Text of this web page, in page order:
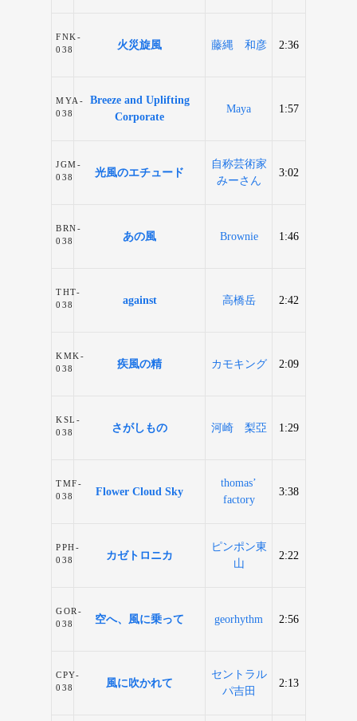
FNK-
038
火災旋風 藤縄 和彦 2:36
MYA-
038
Breeze and Uplifting
Corporate
Maya 1:57
JGM-
038
光風のエチュード
自称芸術家
みーさん
3:02
BRN-
038
あの風 Brownie 1:46
THT-
038
against 高橋岳 2:42
KMK-
038
疾風の精 カモキング 2:09
KSL-
038
さがしもの 河崎 梨亞 1:29
TMF-
038
Flower Cloud Sky
thomas’
factory
3:38
PPH-
038
カゼトロニカ
ピンポン東
山
2:22
GOR-
038
空へ、風に乗って georhythm 2:56
CPY-
038
風に吹かれて
セントラル
パ吉田
2:13